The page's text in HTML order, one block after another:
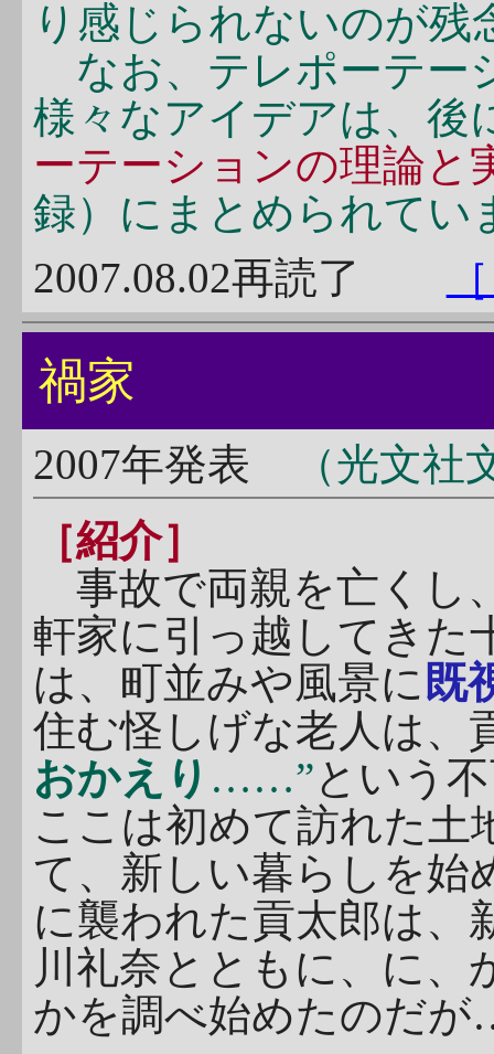
り感じられないのが残
なお、テレポーテー
様々なアイデアは、後
ーテーションの理論
録）にまとめられてい
2007.08.02再読了
禍家
2007年発表
（光文
［紹介］
事故で両親を亡くし
軒家に引っ越してきた
は、町並みや風景に既
住む怪しげな老人は、
おかえり ……”という
ここは初めて訪れた
て、新しい暮らしを始
に襲われた貢太郎は、
川礼奈とともに、に
かを調べ始めたのだ